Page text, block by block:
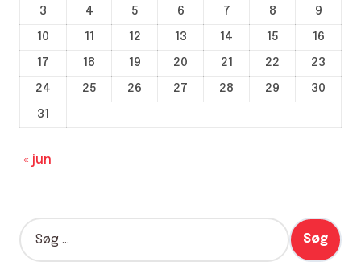
3
4 5 6 7 8
9
10
11 12 13 14 15
16
17
18 19 20 21 22
23
24
25 26 27 28 29
30
31
« jun
S
ø